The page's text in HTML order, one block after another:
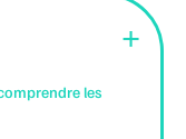
les